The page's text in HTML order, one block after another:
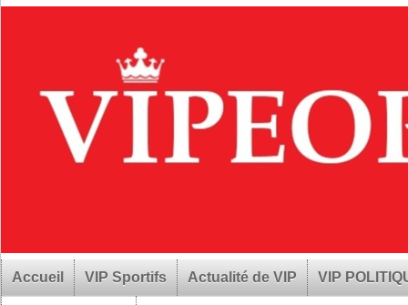
Accueil VIP Sportifs Actualité de VIP VIP